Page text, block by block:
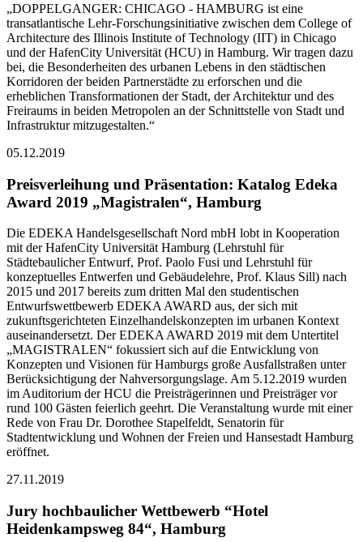
„DOPPELGANGER: CHICAGO - HAMBURG ist eine
transatlantische Lehr-Forschungsinitiative zwischen dem College of
Architecture des Illinois Institute of Technology (IIT) in Chicago
und der HafenCity Universität (HCU) in Hamburg. Wir tragen dazu
bei, die Besonderheiten des urbanen Lebens in den städtischen
Korridoren der beiden Partnerstädte zu erforschen und die
erheblichen Transformationen der Stadt, der Architektur und des
Freiraums in beiden Metropolen an der Schnittstelle von Stadt und
Infrastruktur mitzugestalten.“
05.12.2019
Preisverleihung und Präsentation: Katalog Edeka
Award 2019 „Magistralen“, Hamburg
Die EDEKA Handelsgesellschaft Nord mbH lobt in Kooperation
mit der HafenCity Universität Hamburg (Lehrstuhl für
Städtebaulicher Entwurf, Prof. Paolo Fusi und Lehrstuhl für
konzeptuelles Entwerfen und Gebäudelehre, Prof. Klaus Sill) nach
2015 und 2017 bereits zum dritten Mal den studentischen
Entwurfswettbewerb EDEKA AWARD aus, der sich mit
zukunftsgerichteten Einzelhandelskonzepten im urbanen Kontext
auseinandersetzt. Der EDEKA AWARD 2019 mit dem Untertitel
„MAGISTRALEN“ fokussiert sich auf die Entwicklung von
Konzepten und Visionen für Hamburgs große Ausfallstraßen unter
Berücksichtigung der Nahversorgungslage. Am 5.12.2019 wurden
im Auditorium der HCU die Preisträgerinnen und Preisträger vor
rund 100 Gästen feierlich geehrt. Die Veranstaltung wurde mit einer
Rede von Frau Dr. Dorothee Stapelfeldt, Senatorin für
Stadtentwicklung und Wohnen der Freien und Hansestadt Hamburg
eröffnet.
27.11.2019
Jury hochbaulicher Wettbewerb “Hotel
Heidenkampsweg 84“, Hamburg